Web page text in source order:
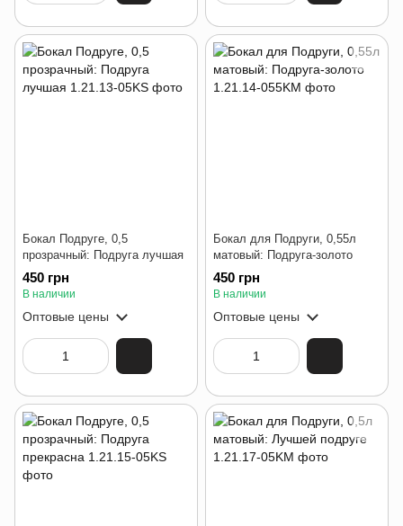
Бокал Подруге, 0,5
прозрачный: Подруга лучшая
450 грн
В наличии
Оптовые цены
Бокал для Подруги, 0,55л
матовый: Подруга-золото
450 грн
В наличии
Оптовые цены